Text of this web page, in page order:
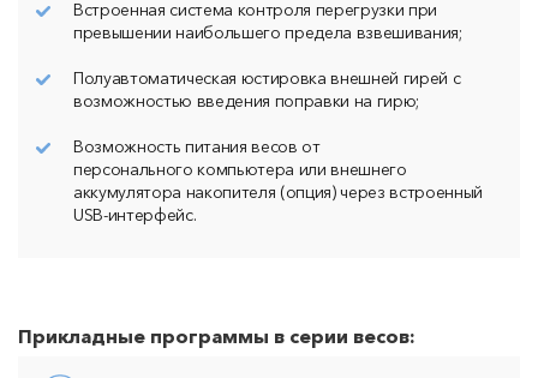
Встроенная система контроля перегрузки при
превышении наибольшего предела взвешивания;
Полуавтоматическая юстировка внешней гирей с
возможностью введения поправки на гирю;
Возможность питания весов от
персонального компьютера или внешнего
аккумулятора накопителя (опция) через встроенный
USB-интерфейс.
Прикладные программы в серии весов: